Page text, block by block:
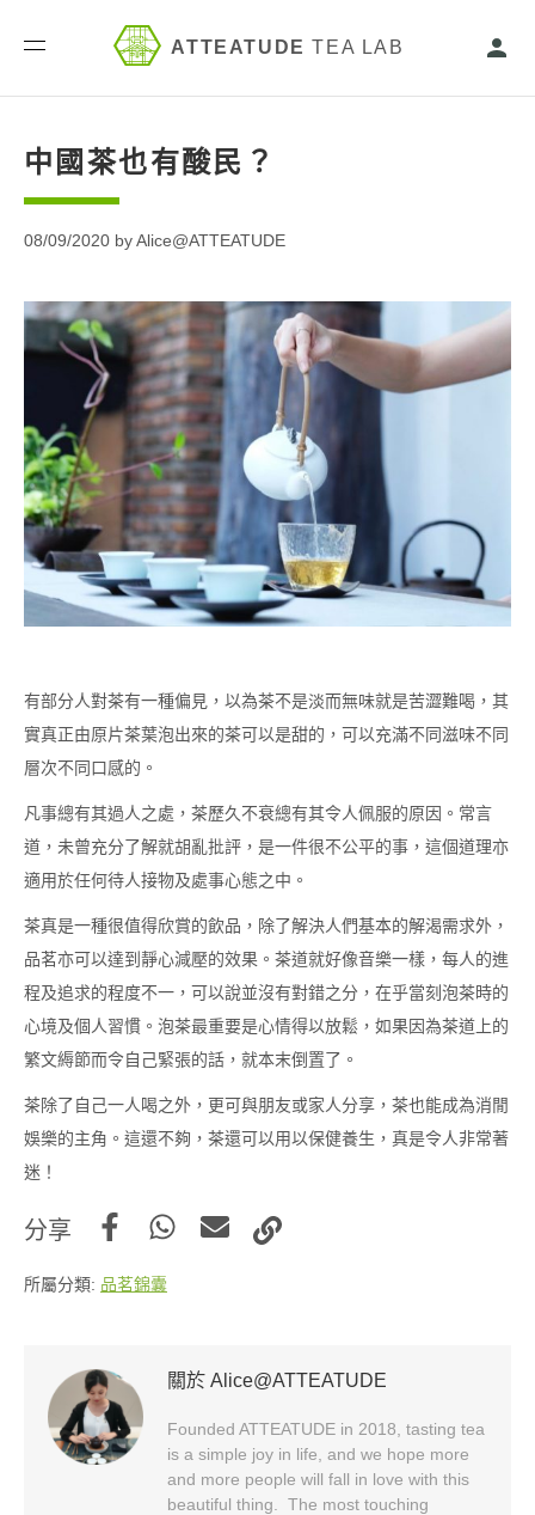
ATTEATUDE TEA LAB
中國茶也有酸民？
08/09/2020 by Alice@ATTEATUDE
有部分人對茶有一種偏見，以為茶不是淡而無味就是苦澀難喝，其
實真正由原片茶葉泡出來的茶可以是甜的，可以充滿不同滋味不同
層次不同口感的。
凡事總有其過人之處，茶歷久不衰總有其令人佩服的原因。常言
道，未曾充分了解就胡亂批評，是一件很不公平的事，這個道理亦
適用於任何待人接物及處事心態之中。
茶真是一種很值得欣賞的飲品，除了解決人們基本的解渴需求外，
品茗亦可以達到靜心減壓的效果。茶道就好像音樂一樣，每人的進
程及追求的程度不一，可以說並沒有對錯之分，在乎當刻泡茶時的
心境及個人習慣。泡茶最重要是心情得以放鬆，如果因為茶道上的
繁文縟節而令自己緊張的話，就本末倒置了。
茶除了自己一人喝之外，更可與朋友或家人分享，茶也能成為消閒
娛樂的主角。這還不夠，茶還可以用以保健養生，真是令人非常著
迷！
分享
所屬分類: 品茗錦囊
關於 Alice@ATTEATUDE
Founded ATTEATUDE in 2018, tasting tea
is a simple joy in life, and we hope more
and more people will fall in love with this
beautiful thing. The most touching